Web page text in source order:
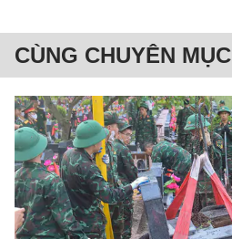
CÙNG CHUYÊN MỤC